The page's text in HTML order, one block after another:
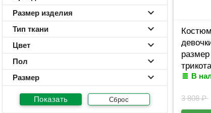
Размер изделия
Тип ткани
Цвет
Пол
Размер
Сброс
синий
В
3 808₽